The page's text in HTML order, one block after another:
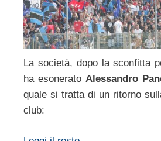
La società, dopo la sconfitta
ha esonerato Alessandro
quale si tratta di un ritorno
club: